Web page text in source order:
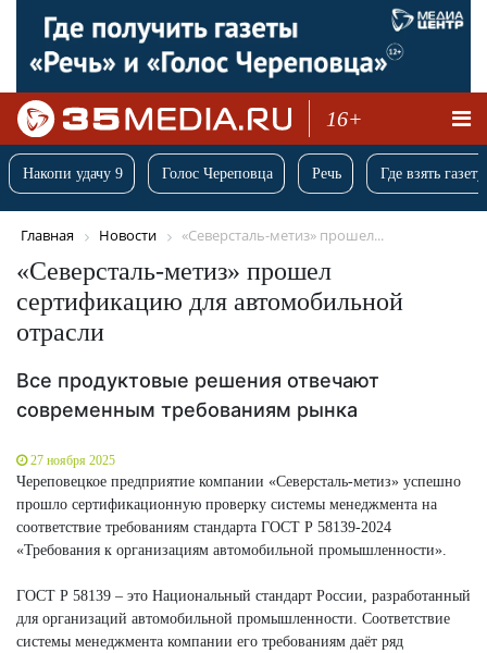
16+
Накопи удачу 9 Голос Череповца Речь Где взять
Главная Новости «Северсталь-метиз» прошел...
«Северсталь-метиз» прошел
сертификацию для автомобильной
отрасли
Все продуктовые решения отвечают
современным требованиям рынка
27 ноября 2025
Череповецкое предприятие компании «Северсталь-метиз» успешно
прошло сертификационную проверку системы менеджмента на
соответствие требованиям стандарта ГОСТ Р 58139-2024
«Требования к организациям автомобильной промышленности».
ГОСТ Р 58139 – это Национальный стандарт России, разработанный
для организаций автомобильной промышленности. Соответствие
системы менеджмента компании его требованиям даёт ряд